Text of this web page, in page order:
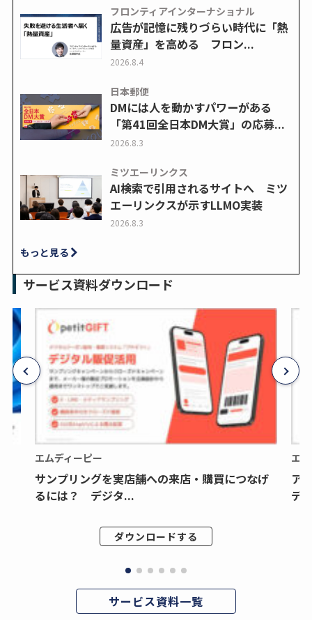
フロンティアインターナショナル
広告が記憶に残りづらい時代に「熱
量資産」を高める フロン...
2026.8.4
日本郵便
DMには人を動かすパワーがある
「第41回全日本DM大賞」の応募...
2026.8.3
ミツエーリンクス
AI検索で引用されるサイトへ ミツ
エーリンクスが示すLLMO実装
2026.8.3
もっと見る
サービス資料ダウンロード
エムディーピー
サンプリングを実店舗への来店・購買につなげ
るには？ デジタ...
ダウンロードする
エ
ア
デ
サービス資料一覧